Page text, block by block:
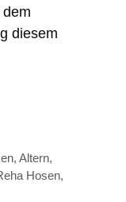
diesem
,Altern,
Hosen,